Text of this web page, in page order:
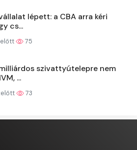
lépett: a CBA arra kéri
cs...
75
szivattyútelepre nem
...
73